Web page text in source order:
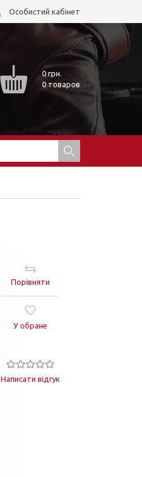
Особистий кабінет
0грн.
0 товаров
Порівняти
У обране
Написати відгук